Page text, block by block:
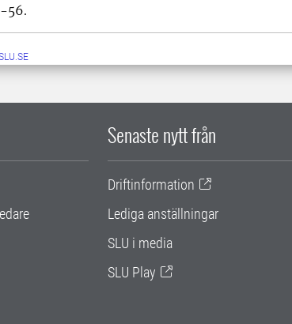
56.
Senaste nytt från
Driftinformation
Lediga anställningar
SLU i media
SLU Play